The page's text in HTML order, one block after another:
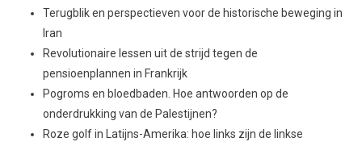
Terugblik en perspectieven voor de historische beweging in
Iran
Revolutionaire lessen uit de strijd tegen de
pensioenplannen in Frankrijk
Pogroms en bloedbaden. Hoe antwoorden op de
onderdrukking van de Palestijnen?
Roze golf in Latijns-Amerika: hoe links zijn de linkse